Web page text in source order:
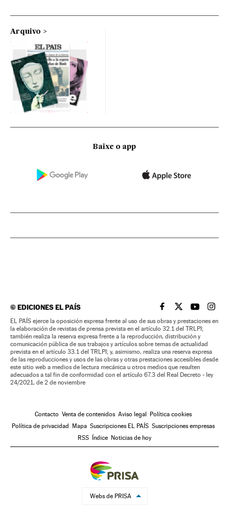
Arquivo
Baixe o app
©EDICIONES EL PAÍS EL PAÍS BRASIL EN
EL PAÍSEL PAÍS
EL
EL PAÍS ejerce la oposición expresa frente al uso de sus obras y prestaciones en
la elaboración de revistas de prensa prevista en el artículo 32.1 del TRLPI;
también realiza la reserva expresa frente a la reproducción, distribución y
comunicación pública de sus trabajos y artículos sobre temas de actualidad
prevista en el artículo 33.1 del TRLPI; y, asimismo, realiza una reserva expresa
de las reproducciones y usos de las obras y otras prestaciones accesibles desde
este sitio web a medios de lectura mecánica u otros medios que resulten
adecuados a tal fin de conformidad con el artículo 67.3 del Real Decreto - ley
24/2021, de 2 de noviembre
Contacto Venta de contenidos Aviso legal
Política cookies
Política de privacidad
Mapa Suscripciones EL PAÍS Suscripciones empresas
RSS
Índice Noticias de hoy
Webs de PRISA